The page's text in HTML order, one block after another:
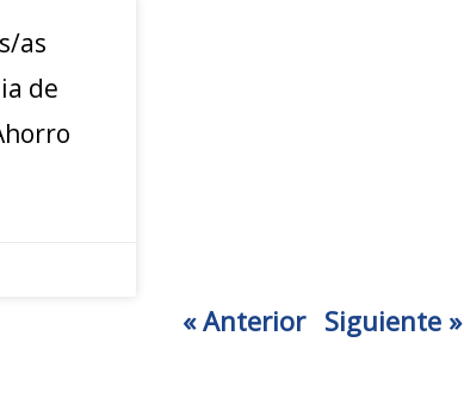
as
de
« Anterior Siguiente »